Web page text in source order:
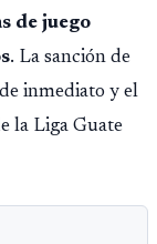
de juego
. La sanción de
inmediato y el
la Liga Guate